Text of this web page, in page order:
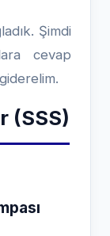
Şimdi
cevap
(SSS)